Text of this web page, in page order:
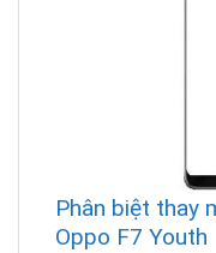
Phân biệt thay
Oppo F7 Youth